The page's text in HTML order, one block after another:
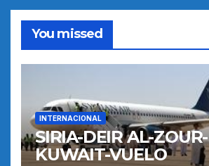
You missed
INTERNACIONAL
SIRIA-DEIR AL-ZOUR-
KUWAIT-VUELO